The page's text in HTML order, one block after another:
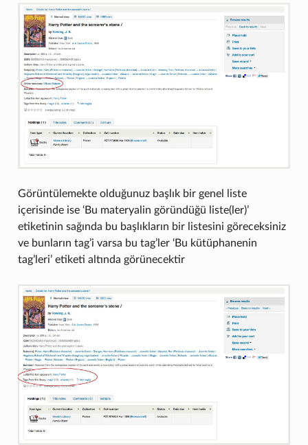
Görüntülemekte olduğunuz başlık bir genel liste
içerisinde ise ‘Bu materyalin göründüğü liste(ler)’
etiketinin sağında bu başlıkların bir listesini göreceksiniz
ve bunların tag’i varsa bu tag’ler ‘Bu kütüphanenin
tag’leri’ etiketi altında görünecektir